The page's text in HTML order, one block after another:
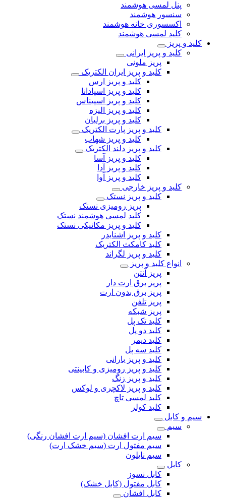
پنل لمسی هوشمند
سنسور هوشمند
اکسسوری خانه هوشمند
کلید لمسی هوشمند
کلید و پریز
کلید و پریز ایرانی
پریز ملونی
کلید و پریز ایران الکتریک
کلید و پریز ارس
کلید و پریز اسپادانا
کلید و پریز اسپیناس
کلید و پریز الیزه
کلید و پریز برلیان
کلید و پریز پارت الکتریک
کلید و پریز شهاب
کلید و پریز دلند الکتریک
کلید و پریز آسا
کلید و پریز آدا
کلید و پریز آوا
کلید و پریز خارجی
کلید و پریز نستک
پریز رومیزی نستک
کلید لمسی هوشمند نستک
کلید و پریز مکانیکی نستک
کلید و پریز اشنایدر
کلید کامکث الکتریک
کلید و پریز لگراند
انواع کلید و پریز
پریز آنتن
پریز برق ارت دار
پریز برق بدون ارت
پریز تلفن
پریز شبکه
کلید تک پل
کلید دو پل
کلید دیمر
کلید سه پل
کلید و پریز بارانی
کلید و پریز رومیزی و کابینتی
کلید و پریز زنگ
کلید و پریز لاکچری و لوکس
کلید لمسی تاچ
کلید کولر
سیم و کابل
سیم
سیم ارت افشان (سیم ارت افشان رنگی)
سیم مفتول ارت (سیم خشک ارت)
سیم نایلون
کابل
کابل نسوز
کابل مفتول (کابل خشک)
کابل افشان